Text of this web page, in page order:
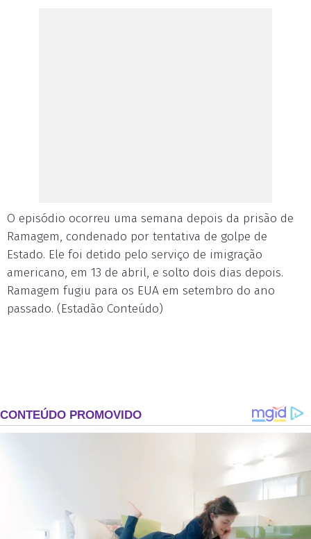
O episódio ocorreu uma semana depois da prisão de
Ramagem, condenado por tentativa de golpe de
Estado. Ele foi detido pelo serviço de imigração
americano, em 13 de abril, e solto dois dias depois.
Ramagem fugiu para os EUA em setembro do ano
passado. (Estadão Conteúdo)